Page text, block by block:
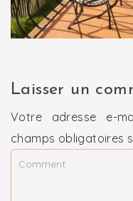
Laisser un
Votre adresse e-
champs obligatoires